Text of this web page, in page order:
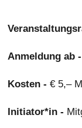
Anmeldung ab -
Kosten - € 5,–
Initiator*in -